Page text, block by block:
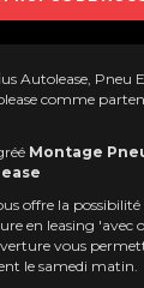
Autolease, Pneu
comme
Montage
offre la
en leasing 'avec
vous
le samedi matin.